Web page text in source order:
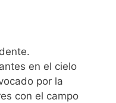
en el cielo
por la
con el campo